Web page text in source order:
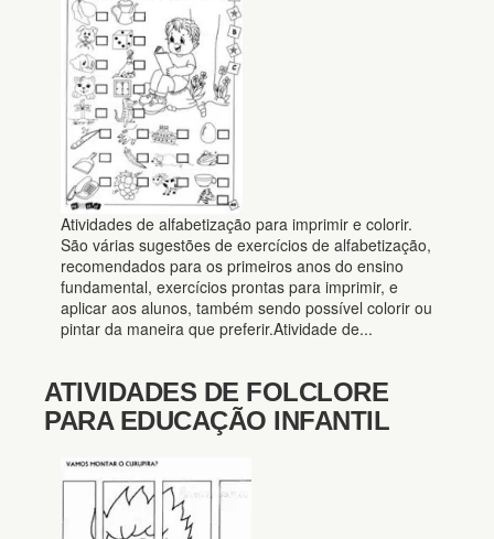
Atividades de alfabetização para imprimir e colorir.
São várias sugestões de exercícios de alfabetização,
recomendados para os primeiros anos do ensino
fundamental, exercícios prontas para imprimir, e
aplicar aos alunos, também sendo possível colorir ou
pintar da maneira que preferir.Atividade de...
ATIVIDADES DE FOLCLORE
PARA EDUCAÇÃO INFANTIL